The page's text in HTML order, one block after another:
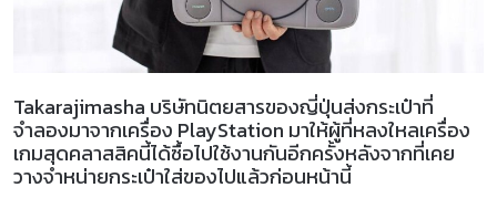
Takarajimasha บริษัทนิตยสารของญี่ปุ่นส่งกระเป๋าที่
จำลองมาจากเครื่อง PlayStation มาให้ผู้ที่หลงใหลเครื่อง
เกมสุดคลาสสิคนี้ได้ซื้อไปใช้งานกันอีกครั้งหลังจากที่เคย
วางจำหน่ายกระเป๋าใส่ของไปแล้วก่อนหน้านี้